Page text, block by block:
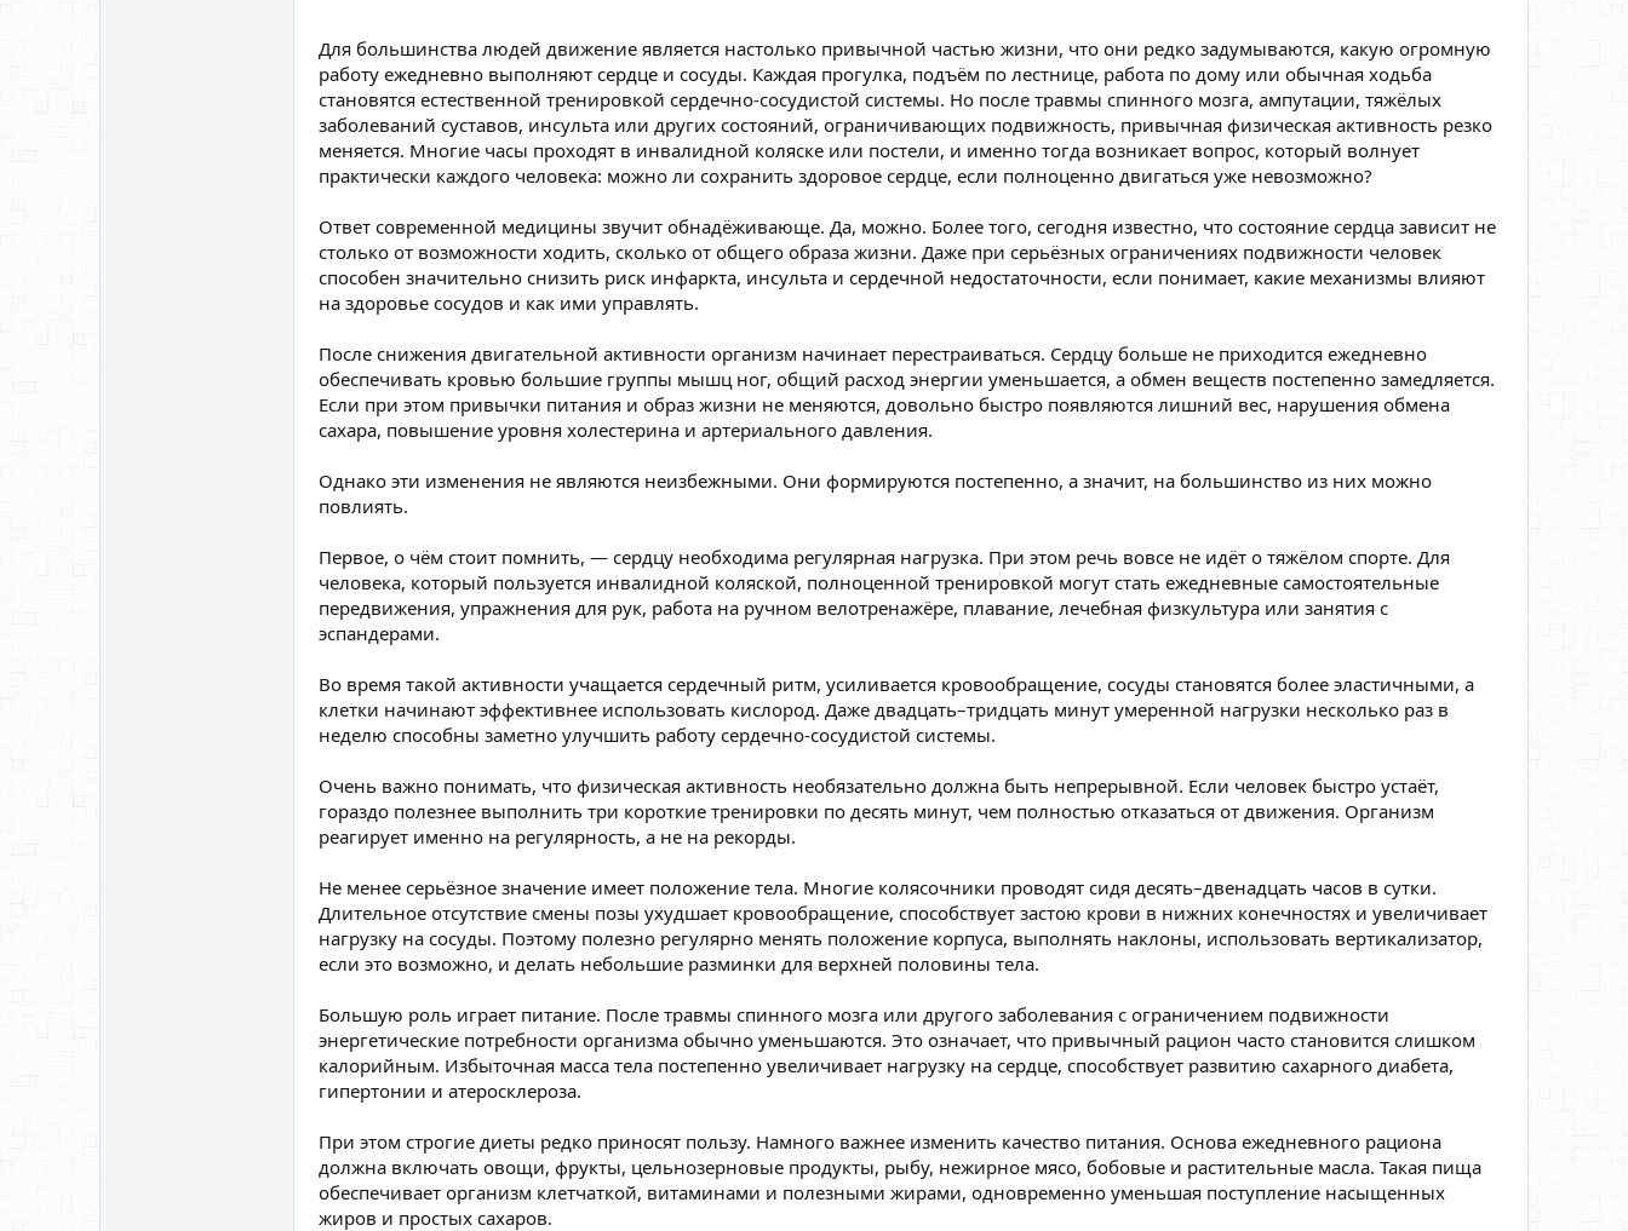
Для большинства людей движение является настолько привычной частью жизни, что они редко задумываются, какую огромную
работу ежедневно выполняют сердце и сосуды. Каждая прогулка, подъём по лестнице, работа по дому или обычная ходьба
становятся естественной тренировкой сердечно-сосудистой системы. Но после травмы спинного мозга, ампутации, тяжёлых
заболеваний суставов, инсульта или других состояний, ограничивающих подвижность, привычная физическая активность резко
меняется. Многие часы проходят в инвалидной коляске или постели, и именно тогда возникает вопрос, который волнует
практически каждого человека: можно ли сохранить здоровое сердце, если полноценно двигаться уже невозможно?
Ответ современной медицины звучит обнадёживающе. Да, можно. Более того, сегодня известно, что состояние сердца зависит не
столько от возможности ходить, сколько от общего образа жизни. Даже при серьёзных ограничениях подвижности человек
способен значительно снизить риск инфаркта, инсульта и сердечной недостаточности, если понимает, какие механизмы влияют
на здоровье сосудов и как ими управлять.
После снижения двигательной активности организм начинает перестраиваться. Сердцу больше не приходится ежедневно
обеспечивать кровью большие группы мышц ног, общий расход энергии уменьшается, а обмен веществ постепенно замедляется.
Если при этом привычки питания и образ жизни не меняются, довольно быстро появляются лишний вес, нарушения обмена
сахара, повышение уровня холестерина и артериального давления.
Однако эти изменения не являются неизбежными. Они формируются постепенно, а значит, на большинство из них можно
повлиять.
Первое, о чём стоит помнить, — сердцу необходима регулярная нагрузка. При этом речь вовсе не идёт о тяжёлом спорте. Для
человека, который пользуется инвалидной коляской, полноценной тренировкой могут стать ежедневные самостоятельные
передвижения, упражнения для рук, работа на ручном велотренажёре, плавание, лечебная физкультура или занятия с
эспандерами.
Во время такой активности учащается сердечный ритм, усиливается кровообращение, сосуды становятся более эластичными, а
клетки начинают эффективнее использовать кислород. Даже двадцать–тридцать минут умеренной нагрузки несколько раз в
неделю способны заметно улучшить работу сердечно-сосудистой системы.
Очень важно понимать, что физическая активность необязательно должна быть непрерывной. Если человек быстро устаёт,
гораздо полезнее выполнить три короткие тренировки по десять минут, чем полностью отказаться от движения. Организм
реагирует именно на регулярность, а не на рекорды.
Не менее серьёзное значение имеет положение тела. Многие колясочники проводят сидя десять–двенадцать часов в сутки.
Длительное отсутствие смены позы ухудшает кровообращение, способствует застою крови в нижних конечностях и увеличивает
нагрузку на сосуды. Поэтому полезно регулярно менять положение корпуса, выполнять наклоны, использовать вертикализатор,
если это возможно, и делать небольшие разминки для верхней половины тела.
Большую роль играет питание. После травмы спинного мозга или другого заболевания с ограничением подвижности
энергетические потребности организма обычно уменьшаются. Это означает, что привычный рацион часто становится слишком
калорийным. Избыточная масса тела постепенно увеличивает нагрузку на сердце, способствует развитию сахарного диабета,
гипертонии и атеросклероза.
При этом строгие диеты редко приносят пользу. Намного важнее изменить качество питания. Основа ежедневного рациона
должна включать овощи, фрукты, цельнозерновые продукты, рыбу, нежирное мясо, бобовые и растительные масла. Такая пища
обеспечивает организм клетчаткой, витаминами и полезными жирами, одновременно уменьшая поступление насыщенных
жиров и простых сахаров.